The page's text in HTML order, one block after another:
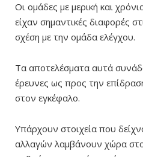
Οι ομάδες με μερική και
είχαν σημαντικές διαφορές
σχέση με την ομάδα ελέγχου.
Τα αποτελέσματα αυτά
έρευνες ως προς την
στον εγκέφαλο.
Υπάρχουν στοιχεία που
αλλαγών λαμβάνουν χώρα